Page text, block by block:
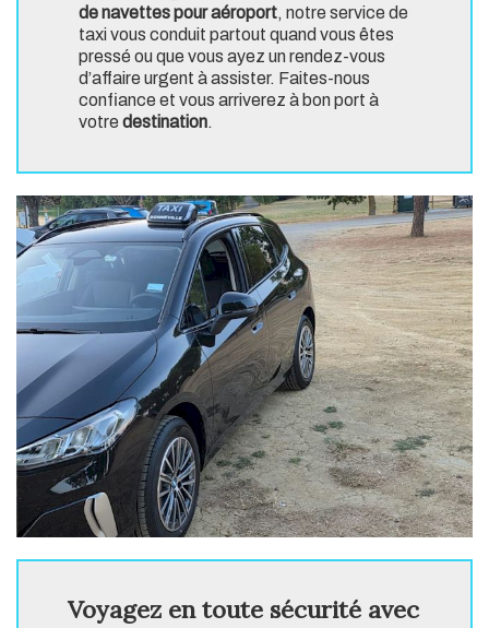
de navettes pour aéroport, notre service de
taxi vous conduit partout quand vous êtes
pressé ou que vous ayez un rendez-vous
d’affaire urgent à assister. Faites-nous
confiance et vous arriverez à bon port à
votre destination.
Voyagez en toute sécurité avec